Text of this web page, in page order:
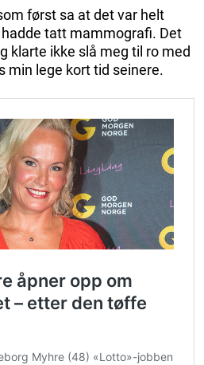
først sa at det var helt
tatt mammografi. Det
klarte ikke slå meg til ro med
min lege kort tid seinere.